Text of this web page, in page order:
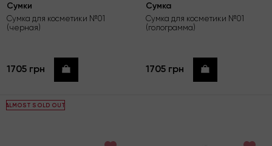
Сумки
Сумка для косметики №01
(черная)
1705 грн Купить
Сумка
Сумка для косметики №01
(голограмма)
1705 грн Купить
ALMOST SOLD OUT